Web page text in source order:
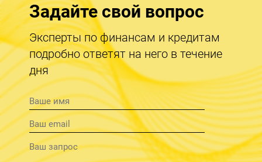
Задайте свой вопрос
Эксперты по финансам и кредитам
подробно ответят на него в течение
дня